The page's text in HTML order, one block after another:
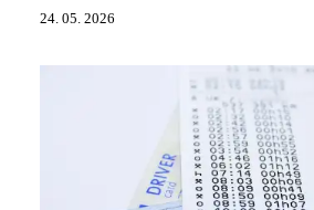
24. 05. 2026